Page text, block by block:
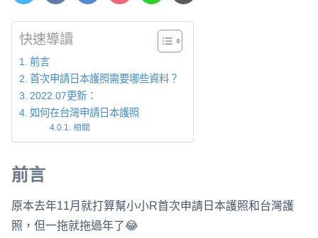
快速導讀
前言
首次申請日本護照需要哪些資料？
2022.07更新：
如何在台灣申請日本護照
相關
前言
原本去年11月就打算幫小小R首次申請日本護照和台灣護
照，但一拖就拖過年了😂